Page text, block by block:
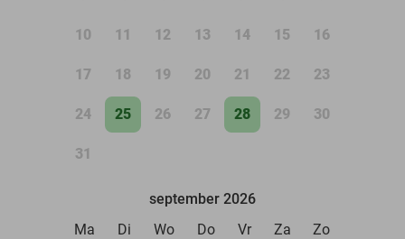
10 11 12 13 14 15 16
17 18 19 20 21 22 23
24 25 26 27 28 29 30
31
september 2026
Ma
Di Wo Do Vr Za Zo